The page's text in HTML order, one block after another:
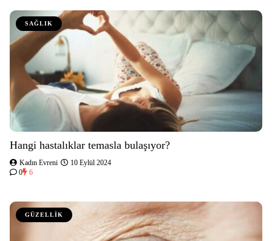
SAĞLIK
Hangi hastalıklar temasla bulaşıyor?
Kadın Evreni
10 Eylül 2024
0
6
GÜZELLİK